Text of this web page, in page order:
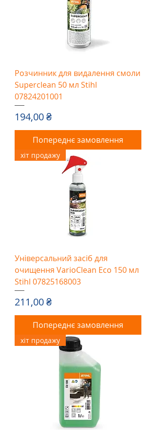
Розчинник для видалення смоли
Superclean 50 мл Stihl
07824201001
Ціна
194,00 ₴
Попереднє замовлення
хіт продажу
Універсальний засіб для
очищення VarioClean Eco 150 мл
Stihl 07825168003
Ціна
211,00 ₴
Попереднє замовлення
хіт продажу